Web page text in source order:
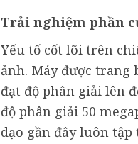
Trải nghiệm phần
Yếu tố cốt lõi trên
ảnh. Máy được trang
đạt độ phân giải lên
độ phân giải 50
dạo gần đây luôn